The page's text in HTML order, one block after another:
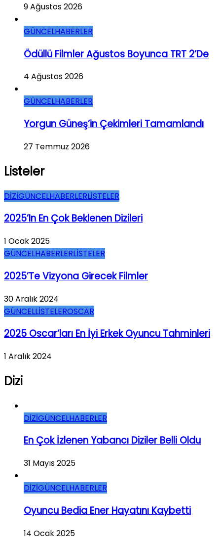
9 Ağustos 2026
GÜNCELHABERLER
Ödüllü Filmler Ağustos Boyunca TRT 2’de
4 Ağustos 2026
GÜNCELHABERLER
Yorgun Güneş’in Çekimleri Tamamlandı
27 Temmuz 2026
Listeler
DİZİGÜNCELHABERLERLİSTELER
2025’in En Çok Beklenen Dizileri
1 Ocak 2025
GÜNCELHABERLERLİSTELER
2025’te Vizyona Girecek Filmler
30 Aralık 2024
GÜNCELLİSTELEROSCAR
2025 Oscar’ları En İyi Erkek Oyuncu Tahminleri
1 Aralık 2024
Dizi
DİZİGÜNCELHABERLER
En Çok İzlenen Yabancı Diziler Belli Oldu
31 Mayıs 2025
DİZİGÜNCELHABERLER
Oyuncu Bedia Ener Hayatını Kaybetti
14 Ocak 2025